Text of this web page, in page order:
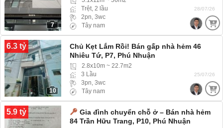
7
Trệt, 2 lầu
2pn, 3wc
Tây nam
28/07/26
6.3 tỷ
10
Chủ Kẹt Lắm Rồi! Bán gấp nhà hẻm 46
Nhiêu Tứ, P7, Phú Nhuận
2.8x10m ~ 22.7m2
3 Lầu
3pn, 3wc
Tây nam
25/07/26
5.9 tỷ
Gia đình chuyển chỗ ở – Bán nhà hẻm
84 Trần Hữu Trang, P10, Phú Nhuận